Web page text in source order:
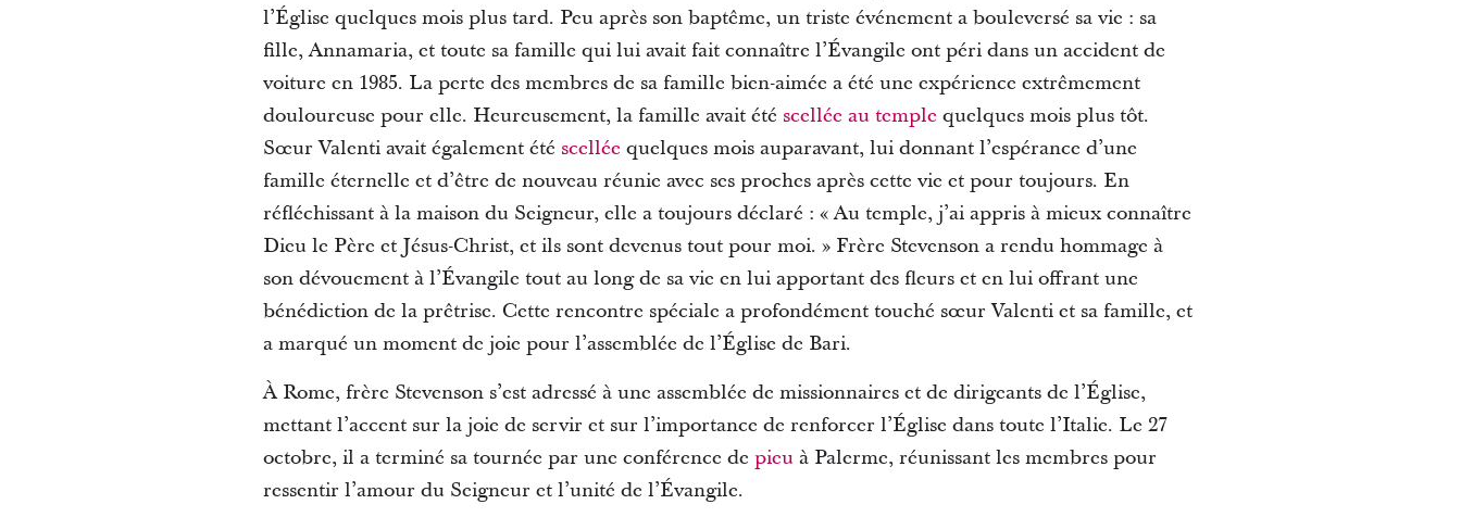
l’Église quelques mois plus tard. Peu après son baptême, un triste événement a bouleversé sa vie : sa
fille, Annamaria, et toute sa famille qui lui avait fait connaître l’Évangile ont péri dans un accident de
voiture en 1985. La perte des membres de sa famille bien-aimée a été une expérience extrêmement
douloureuse pour elle. Heureusement, la famille avait été scellée au temple quelques mois plus tôt.
Sœur Valenti avait également été scellée quelques mois auparavant, lui donnant l’espérance d’une
famille éternelle et d’être de nouveau réunie avec ses proches après cette vie et pour toujours. En
réfléchissant à la maison du Seigneur, elle a toujours déclaré : « Au temple, j’ai appris à mieux connaître
Dieu le Père et Jésus-Christ, et ils sont devenus tout pour moi. » Frère Stevenson a rendu hommage à
son dévouement à l’Évangile tout au long de sa vie en lui apportant des fleurs et en lui offrant une
bénédiction de la prêtrise. Cette rencontre spéciale a profondément touché sœur Valenti et sa famille, et
a marqué un moment de joie pour l’assemblée de l’Église de Bari.
À Rome, frère Stevenson s’est adressé à une assemblée de missionnaires et de dirigeants de l’Église,
mettant l’accent sur la joie de servir et sur l’importance de renforcer l’Église dans toute l’Italie. Le 27
octobre, il a terminé sa tournée par une conférence de pieu à Palerme, réunissant les membres pour
ressentir l’amour du Seigneur et l’unité de l’Évangile.